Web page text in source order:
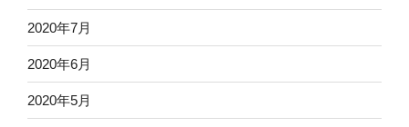
2020年7月
2020年6月
2020年5月